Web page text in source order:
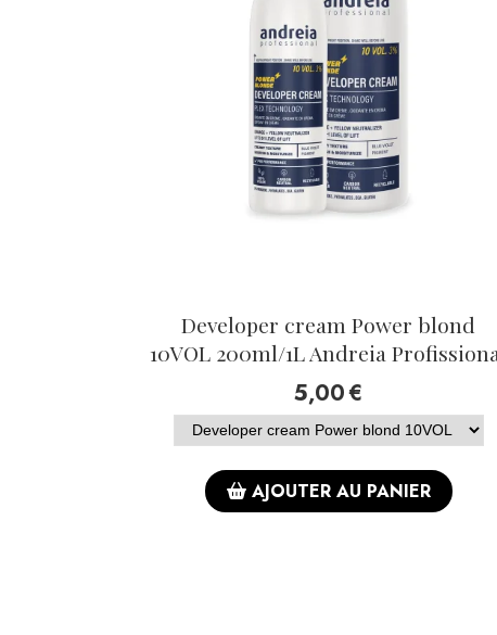
Developer cream Power blond
10VOL 200ml/1L Andreia
5,00€
AJOUTER AU PANIER